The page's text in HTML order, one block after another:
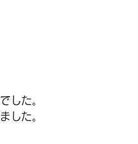
した。
した。